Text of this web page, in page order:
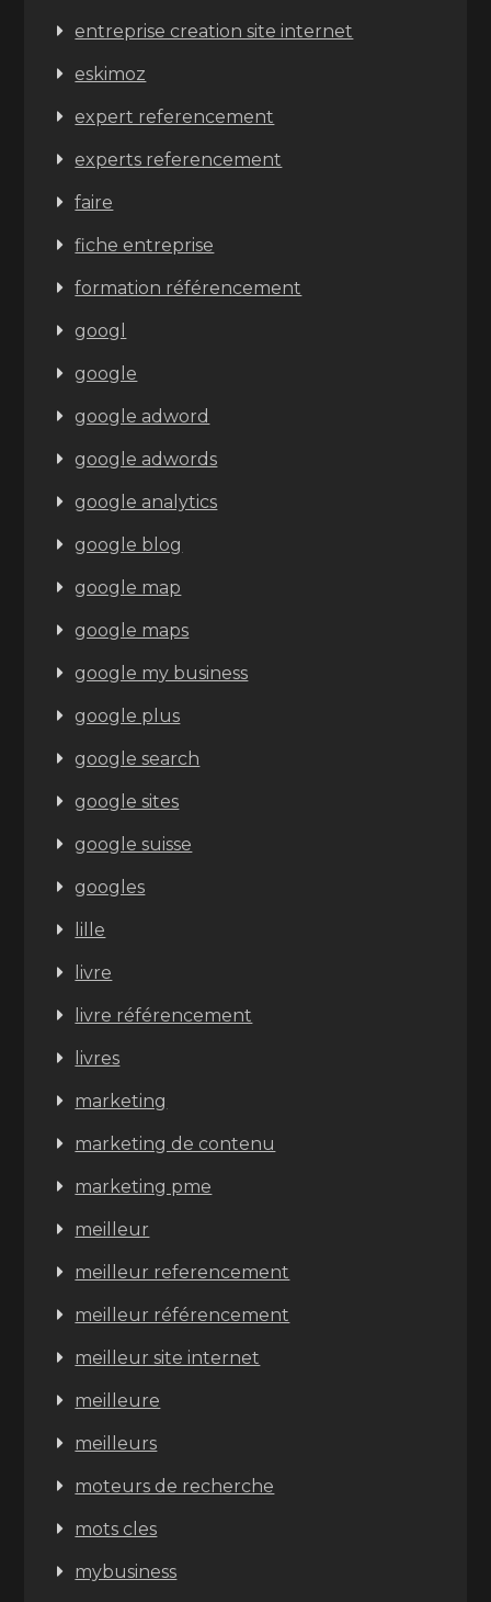
entreprise creation site internet
eskimoz
expert referencement
experts referencement
faire
fiche entreprise
formation référencement
googl
google
google adword
google adwords
google analytics
google blog
google map
google maps
google my business
google plus
google search
google sites
google suisse
googles
lille
livre
livre référencement
livres
marketing
marketing de contenu
marketing pme
meilleur
meilleur referencement
meilleur référencement
meilleur site internet
meilleure
meilleurs
moteurs de recherche
mots cles
mybusiness